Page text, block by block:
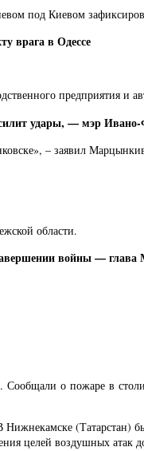
под Киевом
врага в Одессе
предприятия
удары, — мэр
– заявил
области.
войны —
о пожаре в
(Татарстан)
целей воздушных атак